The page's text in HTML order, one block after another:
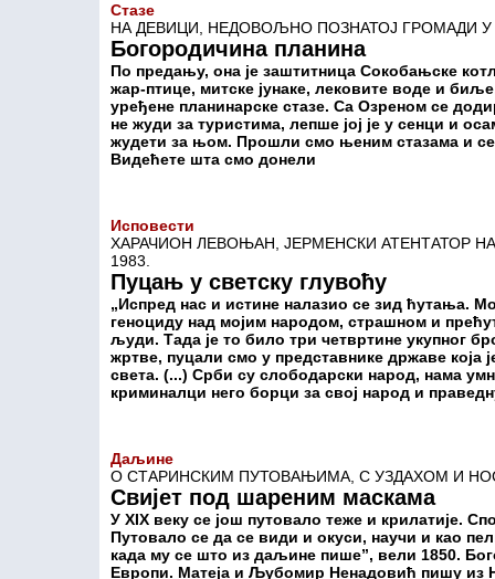
Стазе
НА ДЕВИЦИ, НЕДОВОЉНО ПОЗНАТОЈ ГРОМАДИ У
Богородичина планина
По предању, она је заштитница Сокобањске
жар-птице, митске јунаке, лековите воде и
уређене планинарске стазе. Са Озреном се
не жуди за туристима, лепше јој је у сенци и
жудети за њом. Прошли смо њеним стазама и
Видећете шта смо донели
Исповести
ХАРАЧИОН ЛЕВОЊАН, ЈЕРМЕНСКИ АТЕНТАТОР
1983.
Пуцањ у светску глувоћу
„Испред нас и истине налазио се зид ћутања.
геноциду над мојим народом, страшном и
људи. Тада је то било три четвртине укупног
жртве, пуцали смо у представнике државе која
света. (...) Срби су слободарски народ, нама
криминалци него борци за свој народ и
Даљине
О СТАРИНСКИМ ПУТОВАЊИМА, С УЗДАХОМ И
Свијет под шареним маскама
У XIX веку се још путовало теже и крилатије.
Путовало се да се види и окуси, научи и као
када му се што из даљине пише”, вели 1850.
Европи. Матеја и Љубомир Ненадовић пишу из